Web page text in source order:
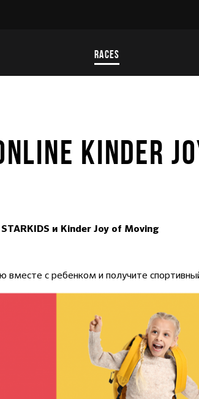
RACES
KINDER
и Kinder Joy of Moving
вместе с ребенком и получите